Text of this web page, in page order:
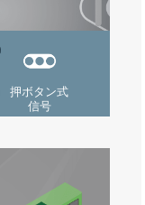
押ボタン式
信号